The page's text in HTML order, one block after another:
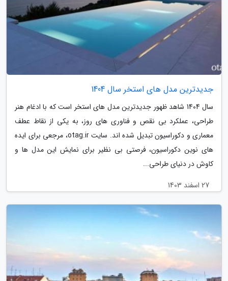
جدیدترین مدل های استخر سال 1404
سال 1404 شاهد ظهور جدیدترین مدل های استخر است که با ادغام هنر
طراحی، عملکرد بی نقص و فناوری های روز، به یکی از نقاط عطف
معماری و دکوراسیون تبدیل شده اند. سایت otag.ir، مرجعی برای ایده
های نوین دکوراسیون، فرصتی بی نظیر برای نمایش این مدل ها و
کاوش در دنیای طراحی...
27 اسفند 1403